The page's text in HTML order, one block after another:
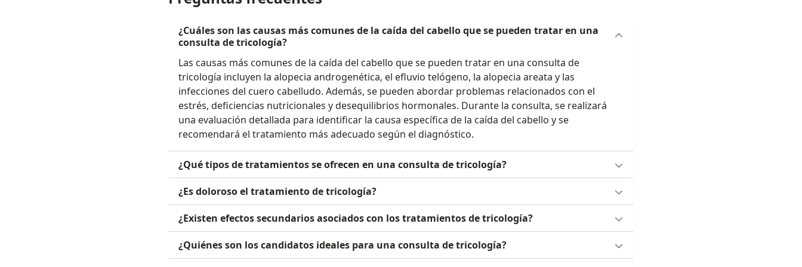
¿Cuáles son las causas más comunes de la caída del cabello que se pueden tratar en una
consulta de tricología?
Las causas más comunes de la caída del cabello que se pueden tratar en una consulta de
tricología incluyen la alopecia androgenética, el efluvio telógeno, la alopecia areata y las
infecciones del cuero cabelludo. Además, se pueden abordar problemas relacionados con el
estrés, deficiencias nutricionales y desequilibrios hormonales. Durante la consulta, se realizará
una evaluación detallada para identificar la causa específica de la caída del cabello y se
recomendará el tratamiento más adecuado según el diagnóstico.
¿Qué tipos de tratamientos se ofrecen en una consulta de tricología?
¿Es doloroso el tratamiento de tricología?
¿Existen efectos secundarios asociados con los tratamientos de tricología?
¿Quiénes son los candidatos ideales para una consulta de tricología?